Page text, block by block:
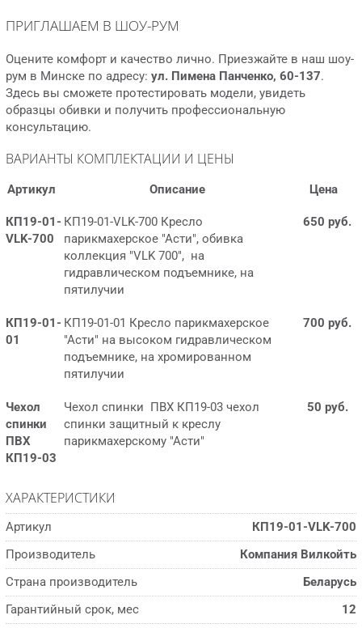
ПРИГЛАШАЕМ В ШОУ-РУМ
Оцените комфорт и качество лично. Приезжайте в наш шоу-
рум в Минске по адресу: ул. Пимена Панченко, 60-137.
Здесь вы сможете протестировать модели, увидеть
образцы обивки и получить профессиональную
консультацию.
ВАРИАНТЫ КОМПЛЕКТАЦИИ И ЦЕНЫ
Артикул Описание Цена
КП19-01-
VLK-700
КП19-01-VLK-700 Кресло
парикмахерское "Асти", обивка
коллекция "VLK 700", на
гидравлическом подъемнике, на
пятилучии
650 руб.
КП19-01-
01
КП19-01-01 Кресло парикмахерское
"Асти" на высоком гидравлическом
подъемнике, на хромированном
пятилучии
700 руб.
Чехол
спинки
ПВХ
КП19-03
Чехол спинки ПВХ КП19-03 чехол
спинки защитный к креслу
парикмахерскому "Асти"
50 руб.
ХАРАКТЕРИСТИКИ
Артикул
КП19-01-VLK-700
Производитель
Компания Вилкойть
Страна производитель
Беларусь
Гарантийный срок, мес
12